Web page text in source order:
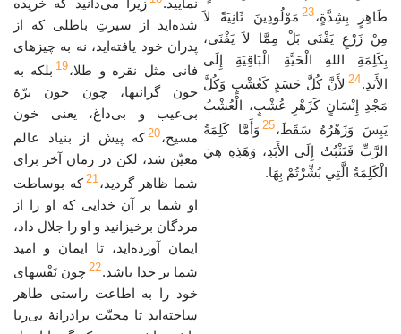
طَاهِرٍ بِشِدَّةٍ،23 مَوْلُودِينَ ثَانِيَةً لاَ
مِنْ زَرْعٍ يَفْنَى بَلْ مِمَّا لاَ يَفْنَى،
بِكَلِمَةِ اللهِ الْحَيَّةِ الْبَاقِيَةِ إِلَى
الأَبَدِ.24 لأَنَّ كُلَّ جَسَدٍ كَعُشْبٍ وَكُلَّ
مَجْدِ إِنْسَانٍ كَزَهْرِ عُشْبٍ، الْعُشْبُ
يَبِسَ وَزَهْرُهُ سَقَطَ،25 وَأَمَّا كَلِمَةُ
الرَّبِّ فَتَثْبُتُ إِلَى الأَبَدِ، وَهَذِهِ هِيَ
الْكَلِمَةُ الَّتِي بُشِّرْتُمْ بِهَا.
نمایید.
زیرا می‌دانید که خریده
شده‌اید از سیرتِ باطلی که از
پدران خود یافته‌اید، نه به چیزهای
فانی مثل نقره و طلا،19 بلکه به
خون گرانبها، چون خون برّهٔ
بی‌عیب و بی‌داغ، یعنی خون
مسیح،20 که پیش از بنیاد عالم
معیّن شد، لکن در زمان آخر برای
شما ظاهر گردید،21 که بوساطت
او شما بر آن خدایی که او را از
مردگان برخیزانید و او را جلال داد،
ایمان آورده‌اید، تا ایمان و امید
شما بر خدا باشد.22 چون نَفْسهای
خود را به اطاعت راستی طاهر
ساخته‌اید تا محبّت برادرانهٔ بی‌ریا